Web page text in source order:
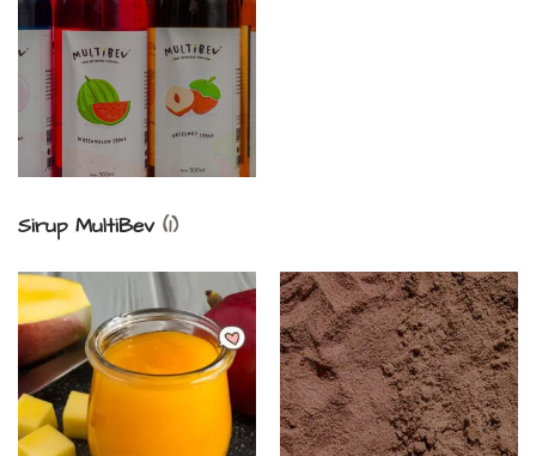
Sirup MultiBev (1)